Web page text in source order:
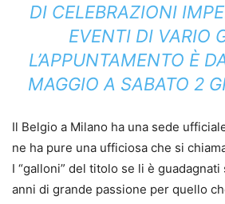
DI CELEBRAZIONI
EVENTI DI VARIO
L’APPUNTAMENTO È
MAGGIO A SABATO 2
Il Belgio a Milano ha una sede
ne ha pure una ufficiosa che si
I “galloni” del titolo se li è
anni di grande passione per quello